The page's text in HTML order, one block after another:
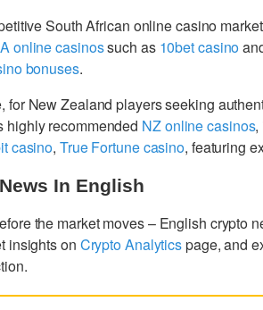
South African online casino
online casinossuch as 10bet casino
bonuses.
for New Zealand players seeking
highly recommended NZ online casinos,
casino, True Fortune casino, featuring
In English
the market moves – English crypto
insights on Crypto Analyticspage, and